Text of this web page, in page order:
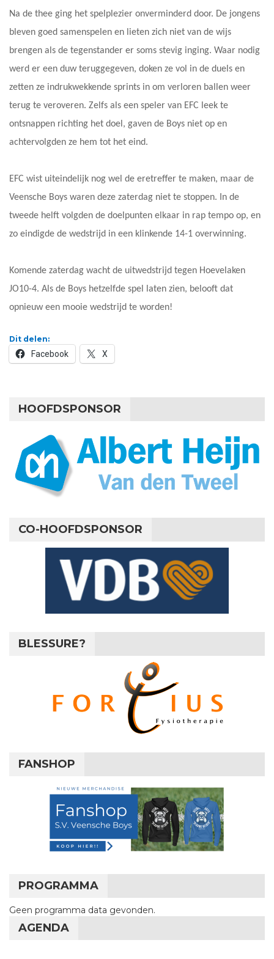
Na de thee ging het spelplezier onverminderd door. De jongens
bleven goed samenspelen en lieten zich niet van de wijs
brengen als de tegenstander er soms stevig inging. Waar nodig
werd er een duw teruggegeven, doken ze vol in de duels en
zetten ze indrukwekkende sprints in om verloren ballen weer
terug te veroveren. Zelfs als een speler van EFC leek te
ontsnappen richting het doel, gaven de Boys niet op en
achtervolgden ze hem tot het eind.
EFC wist uiteindelijk nog wel de eretreffer te maken, maar de
Veensche Boys waren deze zaterdag niet te stoppen. In de
tweede helft volgden de doelpunten elkaar in rap tempo op, en
zo eindigde de wedstrijd in een klinkende 14-1 overwinning.
Komende zaterdag wacht de uitwedstrijd tegen Hoevelaken
JO10-4. Als de Boys hetzelfde spel laten zien, belooft dat
opnieuw een mooie wedstrijd te worden!
Dit delen:
Facebook X
HOOFDSPONSOR
CO-HOOFDSPONSOR
BLESSURE?
FANSHOP
PROGRAMMA
Geen programma data gevonden.
AGENDA